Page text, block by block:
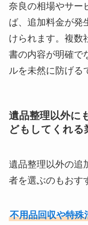
奈良の相場やサー
ば、追加料金が発
けられます。複数
書の内容が明確で
ルを未然に防げる
遺品整理以外に
どもしてくれる
遺品整理以外の追
者を選ぶのもおす
不用品回収や特殊